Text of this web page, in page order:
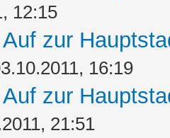
12:15
zur
16:19
zur
21:51